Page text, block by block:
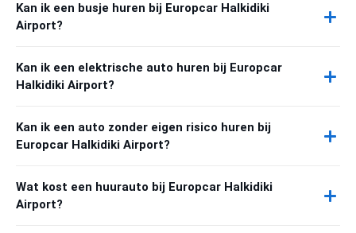
Kan ik een busje huren bij Europcar Halkidiki
Airport?
Kan ik een elektrische auto huren bij Europcar
Halkidiki Airport?
Kan ik een auto zonder eigen risico huren bij
Europcar Halkidiki Airport?
Wat kost een huurauto bij Europcar Halkidiki
Airport?